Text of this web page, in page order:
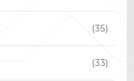
(35)
(33)